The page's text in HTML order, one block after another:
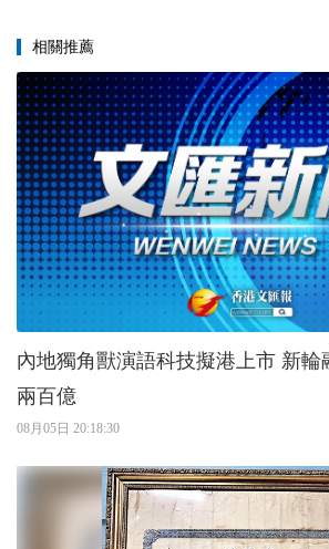
相關推薦
內地獨角獸演語科技擬港上市 新輪融資後估值或逾
兩百億
08月05日 20:18:30